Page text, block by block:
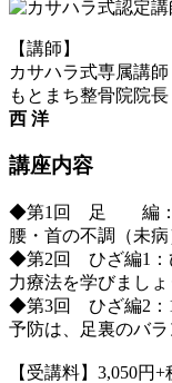
【講師】
カサハラ式専属講師
もとまち整骨院院長
西 洋
講座内容
◆第1回 足 編：足
腰・首の不調（未
◆第2回 ひざ編1：
力療法を学びましょ
◆第3回 ひざ編2：
予防は、足裏のバラ
【受講料】3,050円+